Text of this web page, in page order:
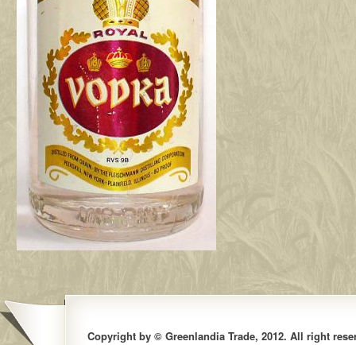
Copyright by © Greenlandia Trade, 2012. All right